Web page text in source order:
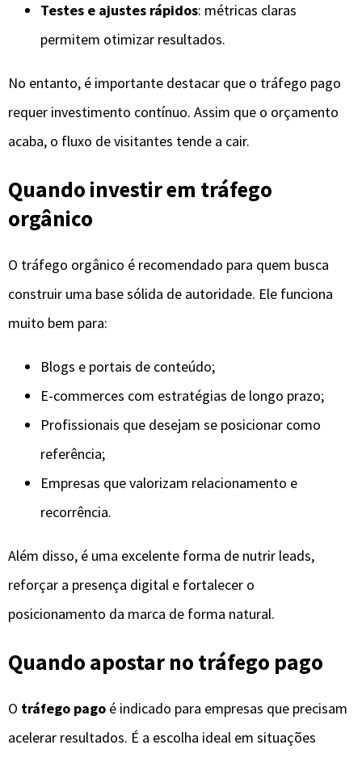
Testes e ajustes rápidos: métricas claras
permitem otimizar resultados.
No entanto, é importante destacar que o tráfego pago
requer investimento contínuo. Assim que o orçamento
acaba, o fluxo de visitantes tende a cair.
Quando investir em tráfego
orgânico
O tráfego orgânico é recomendado para quem busca
construir uma base sólida de autoridade. Ele funciona
muito bem para:
Blogs e portais de conteúdo;
E-commerces com estratégias de longo prazo;
Profissionais que desejam se posicionar como
referência;
Empresas que valorizam relacionamento e
recorrência.
Além disso, é uma excelente forma de nutrir leads,
reforçar a presença digital e fortalecer o
posicionamento da marca de forma natural.
Quando apostar no tráfego pago
O tráfego pago é indicado para empresas que precisam
acelerar resultados. É a escolha ideal em situações